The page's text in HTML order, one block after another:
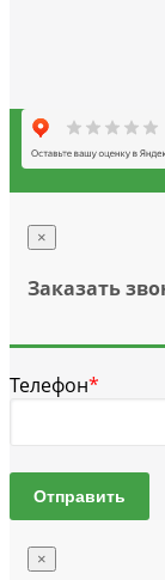
×
Заказать
Телефон*
Отправить
×